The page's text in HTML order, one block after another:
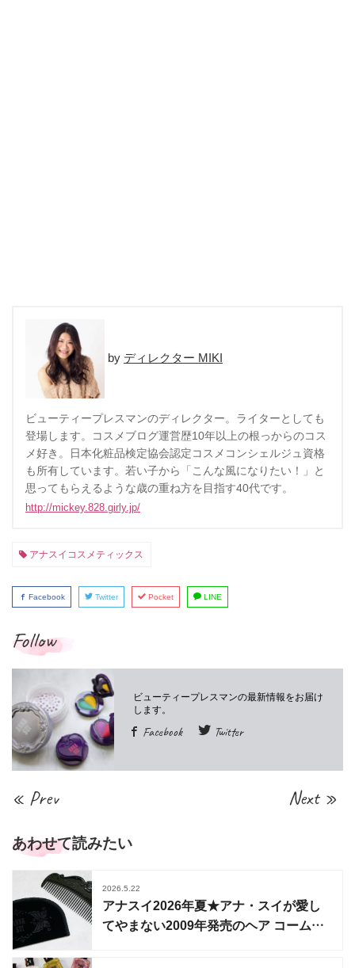
ディレクター MIKI
ビューティープレスマンのディレクター。ライターとしても
登場します。コスメブログ運営歴10年以上の根っからのコス
メ好き。日本化粧品検定協会認定コスメコンシェルジュ資格
も所有しています。若い子から「こんな風になりたい！」と
思ってもらえるような歳の重ね方を目指す40代です。
http://mickey.828.girly.jp/
アナスイコスメティックス
Facebook Twitter Pocket LINE
Follow
Facebook Twitter
« Prev Next »
あわせて読みたい
2026.5.22
アナスイ2026年夏★アナ・スイが愛し
てやまない2009年発売のヘア コームが